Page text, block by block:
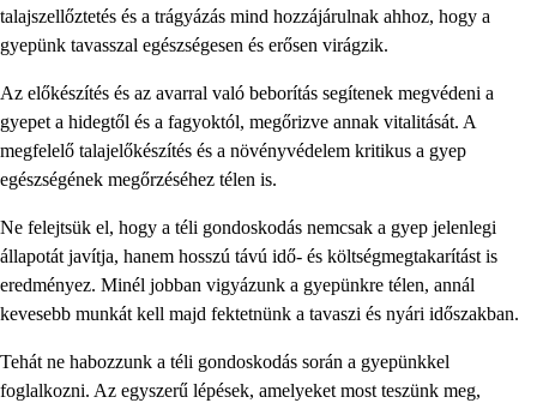
talajszellőztetés és a trágyázás mind hozzájárulnak ahhoz, hogy a
gyepünk tavasszal egészségesen és erősen virágzik.
Az előkészítés és az avarral való beborítás segítenek megvédeni a
gyepet a hidegtől és a fagyoktól, megőrizve annak vitalitását. A
megfelelő talajelőkészítés és a növényvédelem kritikus a gyep
egészségének megőrzéséhez télen is.
Ne felejtsük el, hogy a téli gondoskodás nemcsak a gyep jelenlegi
állapotát javítja, hanem hosszú távú idő- és költségmegtakarítást is
eredményez. Minél jobban vigyázunk a gyepünkre télen, annál
kevesebb munkát kell majd fektetnünk a tavaszi és nyári időszakban.
Tehát ne habozzunk a téli gondoskodás során a gyepünkkel
foglalkozni. Az egyszerű lépések, amelyeket most teszünk meg,